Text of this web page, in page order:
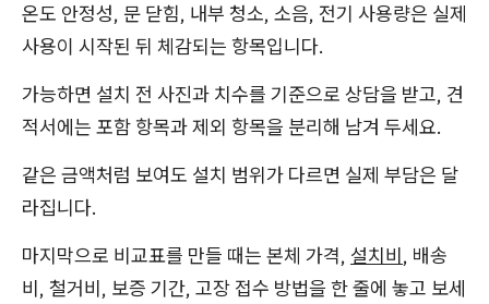
온도 안정성, 문 닫힘, 내부 청소, 소음, 전기 사용량은 실제
사용이 시작된 뒤 체감되는 항목입니다.
가능하면 설치 전 사진과 치수를 기준으로 상담을 받고, 견
적서에는 포함 항목과 제외 항목을 분리해 남겨 두세요.
같은 금액처럼 보여도 설치 범위가 다르면 실제 부담은 달
라집니다.
마지막으로 비교표를 만들 때는 본체 가격, 설치비, 배송
비, 철거비, 보증 기간, 고장 접수 방법을 한 줄에 놓고 보세